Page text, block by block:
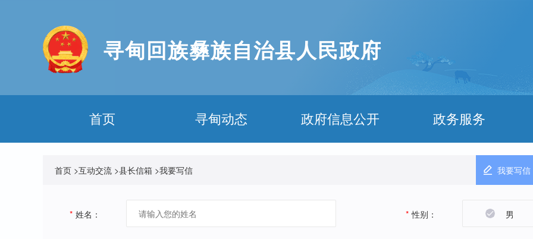
寻甸回族彝族自治县人民政府
首页 寻甸动态 政府信息公开 政务服务
首页 >互动交流 >县长信箱 >我要写信 我要写信
* 姓名： * 性别： 男